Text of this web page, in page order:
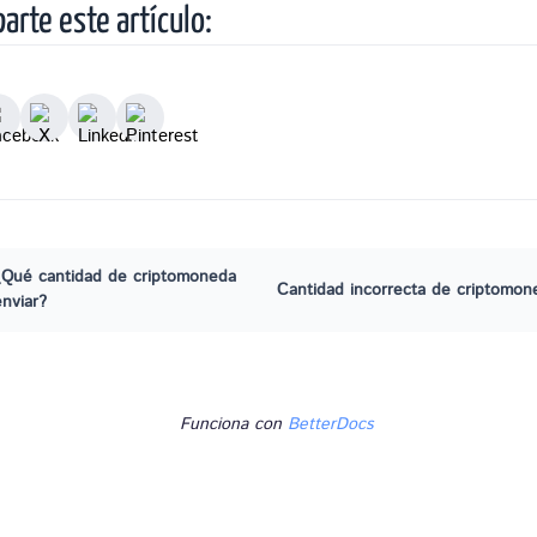
este artículo:
cantidad de criptomoneda
Cantidad incorrecta de
Funciona con BetterDocs